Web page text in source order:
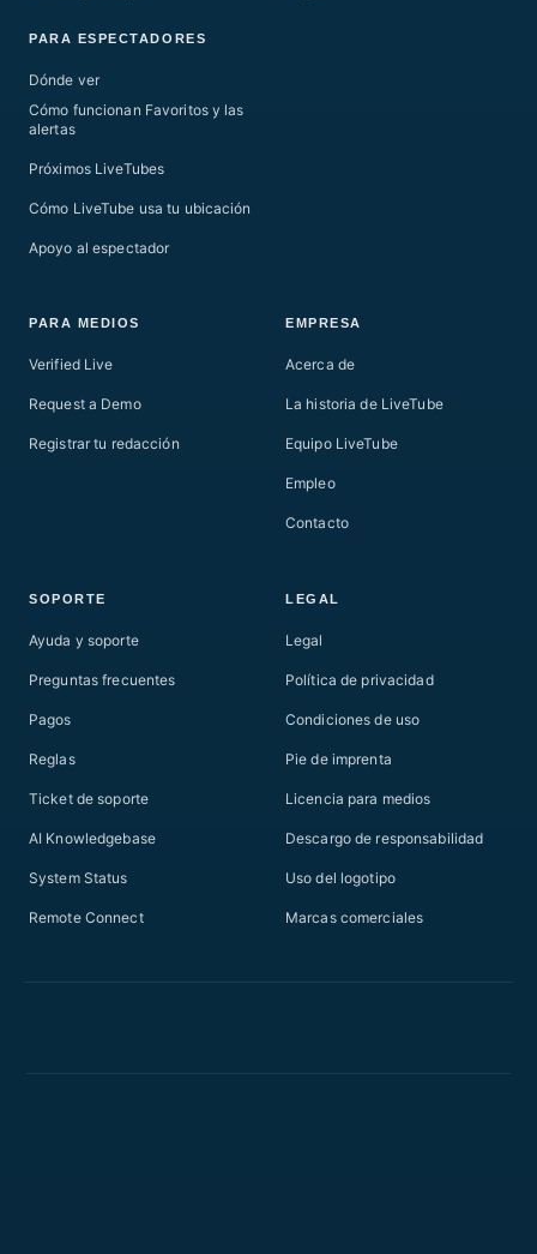
PARA ESPECTADORES
Dónde ver
Cómo funcionan Favoritos y las
alertas
Próximos LiveTubes
Cómo LiveTube usa tu ubicación
Apoyo al espectador
PARA MEDIOS
Verified Live
Request a Demo
Registrar tu redacción
EMPRESA
Acerca de
La historia de LiveTube
Equipo LiveTube
Empleo
Contacto
SOPORTE
Ayuda y soporte
Preguntas frecuentes
Pagos
Reglas
Ticket de soporte
AI Knowledgebase
System Status
Remote Connect
LEGAL
Legal
Política de privacidad
Condiciones de uso
Pie de imprenta
Licencia para medios
Descargo de responsabilidad
Uso del logotipo
Marcas comerciales